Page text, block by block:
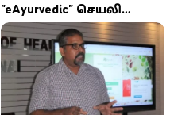
"eAyurvedic" செயலி
அறிமுகம்!